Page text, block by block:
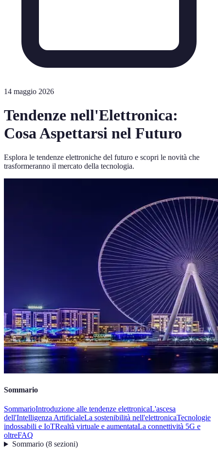
14 maggio 2026
Tendenze nell'Elettronica:
Cosa Aspettarsi nel Futuro
Esplora le tendenze elettroniche del futuro e scopri le novità che
trasformeranno il mercato della tecnologia.
Sommario
SommarioIntroduzione alle tendenze elettronicaL'ascesa
dell'Intelligenza ArtificialeLa sostenibilità nell'elettronicaTecnologie
indossabili e IoTRealtà virtuale e aumentataLa connettività 5G e
oltreFAQ
Sommario(8 sezioni)